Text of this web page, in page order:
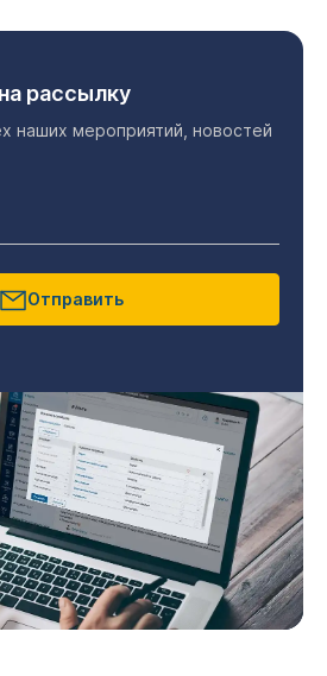
рассылку
наших мероприятий, новостей
Отправить